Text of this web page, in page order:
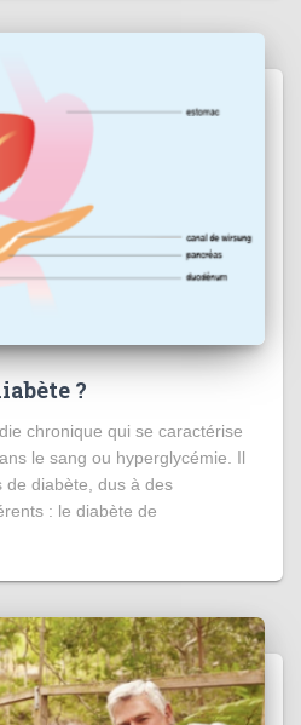
?
chronique qui se caractérise
le sang ou hyperglycémie. Il
de diabète, dus à des
: le diabète de